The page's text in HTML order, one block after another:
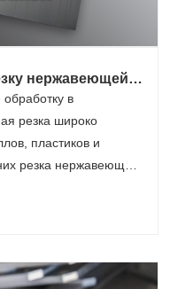
нержавеющей
в
резка широко
пластиков и
резка нержавеющей